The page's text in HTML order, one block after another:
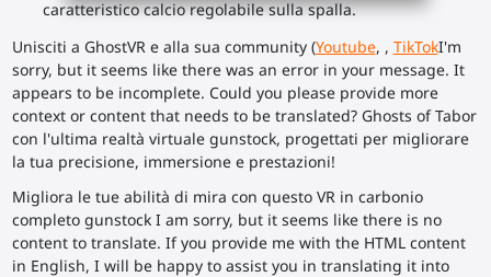
caratteristico calcio regolabile sulla spalla.
Unisciti a GhostVR e alla sua community (Youtube, , TikTokI'm
sorry, but it seems like there was an error in your message. It
appears to be incomplete. Could you please provide more
context or content that needs to be translated? Ghosts of Tabor
con l'ultima realtà virtuale gunstock, progettati per migliorare
la tua precisione, immersione e prestazioni!
Migliora le tue abilità di mira con questo VR in carbonio
completo gunstock I am sorry, but it seems like there is no
content to translate. If you provide me with the HTML content
in English, I will be happy to assist you in translating it into